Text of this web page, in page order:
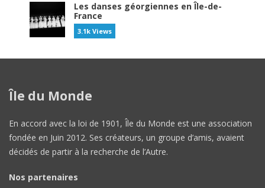
Les danses géorgiennes en Île-de-
France
3.1k Views
Île du Monde
En accord avec la loi de 1901, Île du Monde est une association
fondée en Juin 2012. Ses créateurs, un groupe d’amis, avaient
décidés de partir à la recherche de l’Autre.
Nos partenaires